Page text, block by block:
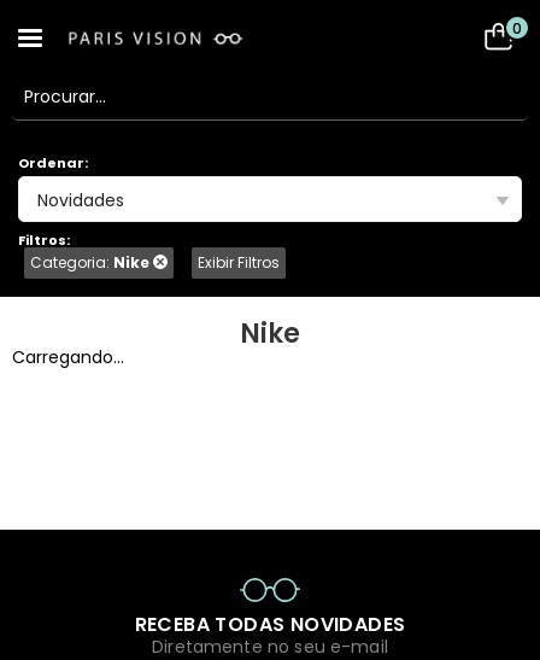
0
Ordenar:
Novidades
Filtros:
Categoria: Nike Exibir Filtros
Nike
Carregando...
RECEBA TODAS NOVIDADES
Diretamente no seu e-mail